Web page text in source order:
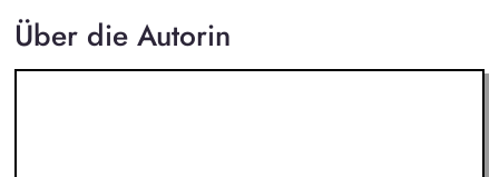
Über die Autorin